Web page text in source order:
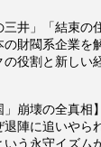
三井」「結束の
の財閥系企業
役割と新しい
」崩壊の全真相
陣に追いやら
う永守イズム